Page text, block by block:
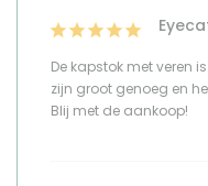
De kapstok met veren
zijn groot genoeg en
Blij met de aankoop!